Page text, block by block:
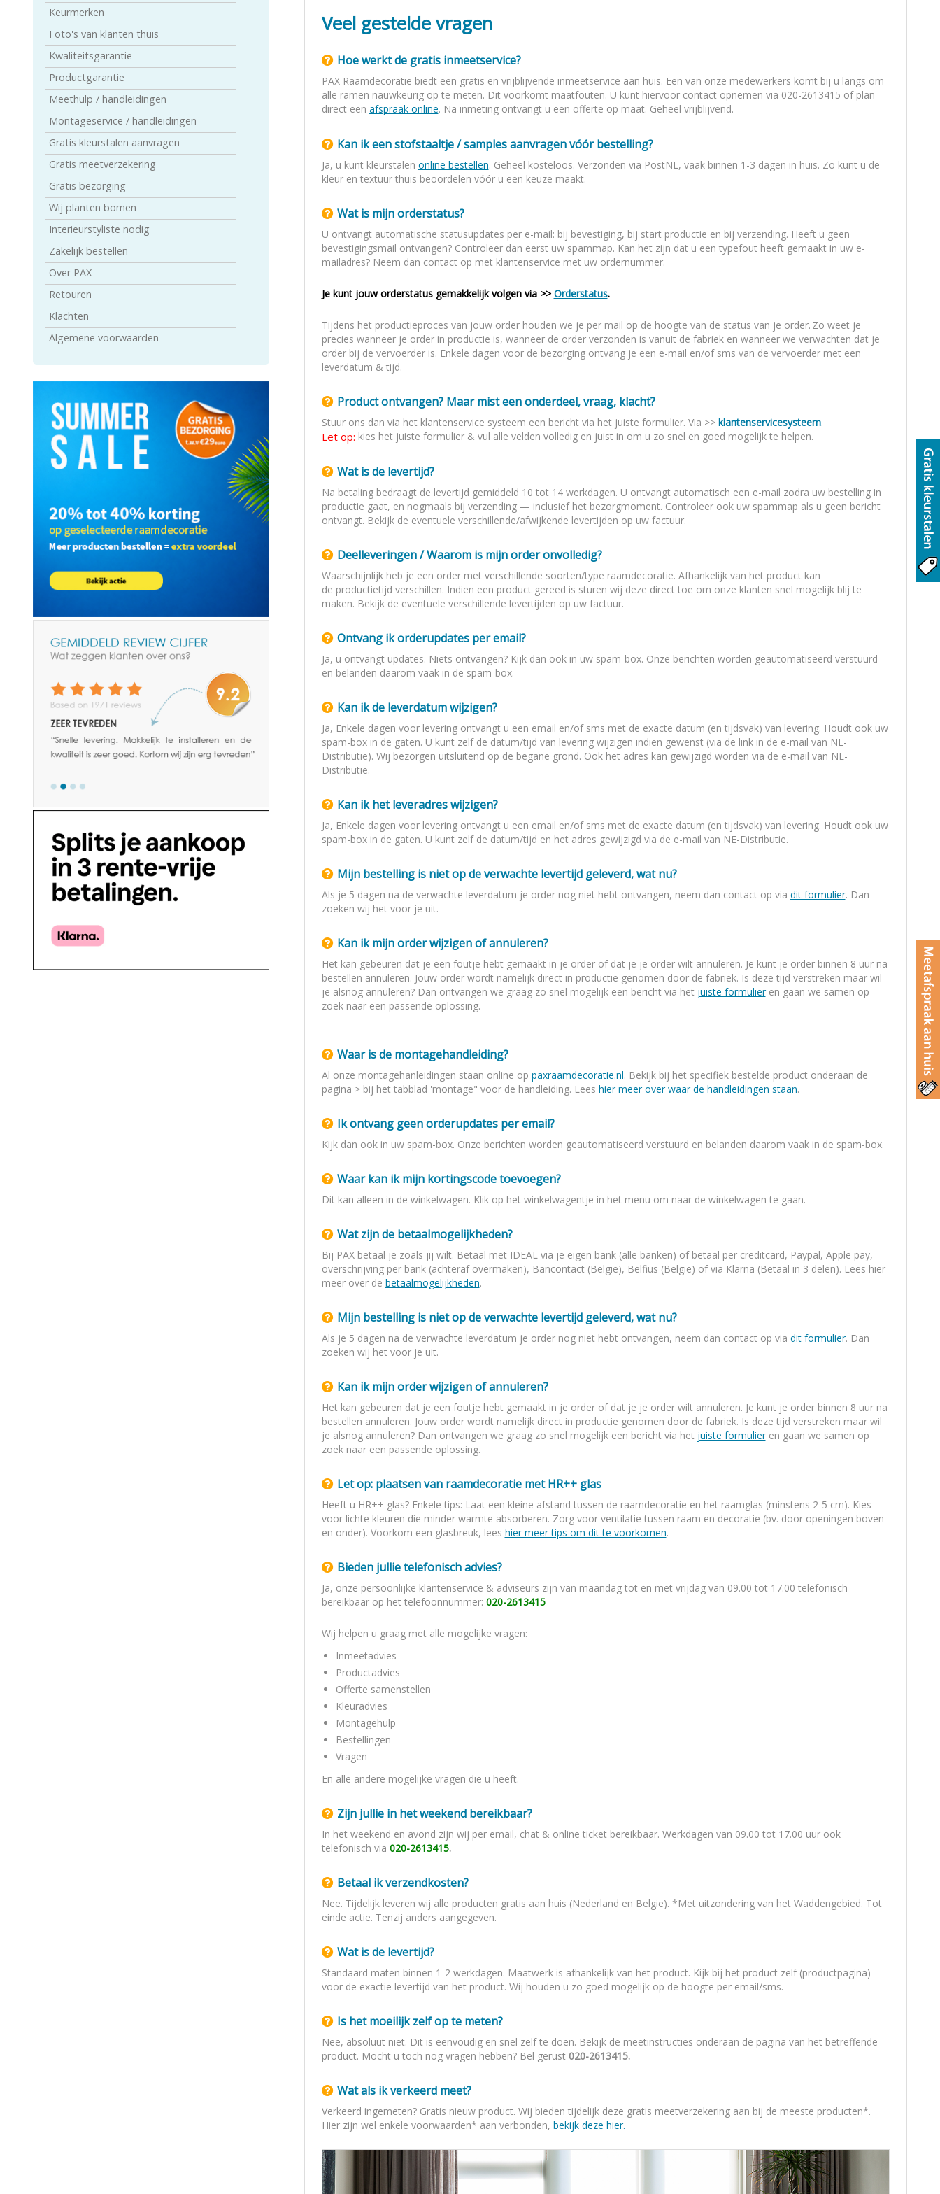
Isolerende gordijnen Wavegordijnen Linnen gordijnen Dim-out gordijnen Gordijnrails
Rolgordijnen smartfit Dakraam rolgordijnen & plisses Elektrische rolgordijnen
Rolgordijn op maat met zijgeleiding u-profielen
Lichtkoepel plissegordijnen
Badkamer Jaloezieen / PVC XL Jaloezieen
Hulp op
Showroom
Veel gestelde vragen
Hoe werkt de gratis inmeetservice?
PAX Raamdecoratie biedt een gratis en vrijblijvende inmeetservice aan huis. Een van onze medewerkers komt bij u langs om
alle ramen nauwkeurig op te meten. Dit voorkomt maatfouten. U kunt hiervoor contact opnemen via 020-2613415 of plan
direct een afspraak online. Na inmeting ontvangt u een offerte op maat. Geheel vrijblijvend.
Kan ik een stofstaaltje / samples aanvragen vóór bestelling?
Ja, u kunt kleurstalen online bestellen. Geheel kosteloos. Verzonden via PostNL, vaak binnen 1-3 dagen in huis. Zo kunt u de
kleur en textuur thuis beoordelen vóór u een keuze maakt.
Wat is mijn orderstatus?
U ontvangt automatische statusupdates per e-mail: bij bevestiging, bij start productie en bij verzending. Heeft u geen
bevestigingsmail ontvangen? Controleer dan eerst uw spammap. Kan het zijn dat u een typefout heeft gemaakt in uw e-
mailadres? Neem dan contact op met klantenservice met uw ordernummer.
Je kunt jouw orderstatus gemakkelijk volgen via >> Orderstatus.
Tijdens het productieproces van jouw order houden we je per mail op de hoogte van de status van je order. Zo weet je
precies wanneer je order in productie is, wanneer de order verzonden is vanuit de fabriek en wanneer we verwachten dat je
order bij de vervoerder is. Enkele dagen voor de bezorging ontvang je een e-mail en/of sms van de vervoerder met een
leverdatum & tijd.
Product ontvangen? Maar mist een onderdeel, vraag, klacht?
Stuur ons dan via het klantenservice systeem een bericht via het juiste formulier. Via >> klantenservicesysteem.
Let op: kies het juiste formulier & vul alle velden volledig en juist in om u zo snel en goed mogelijk te helpen.
Wat is de levertijd?
Na betaling bedraagt de levertijd gemiddeld 10 tot 14 werkdagen. U ontvangt automatisch een e-mail zodra uw bestelling in
productie gaat, en nogmaals bij verzending — inclusief het bezorgmoment. Controleer ook uw spammap als u geen bericht
ontvangt. Bekijk de eventuele verschillende/afwijkende levertijden op uw factuur.
Deelleveringen / Waarom is mijn order onvolledig?
Waarschijnlijk heb je een order met verschillende soorten/type raamdecoratie. Afhankelijk van het product kan
de productietijd verschillen. Indien een product gereed is sturen wij deze direct toe om onze klanten snel mogelijk blij te
maken. Bekijk de eventuele verschillende levertijden op uw factuur.
Ontvang ik orderupdates per email?
Ja, u ontvangt updates. Niets ontvangen? Kijk dan ook in uw spam-box. Onze berichten worden geautomatiseerd verstuurd
en belanden daarom vaak in de spam-box.
Kan ik de leverdatum wijzigen?
Ja, Enkele dagen voor levering ontvangt u een email en/of sms met de exacte datum (en tijdsvak) van levering. Houdt ook uw
spam-box in de gaten. U kunt zelf de datum/tijd van levering wijzigen indien gewenst (via de link in de e-mail van NE-
Distributie). Wij bezorgen uitsluitend op de begane grond. Ook het adres kan gewijzigd worden via de e-mail van NE-
Distributie.
Kan ik het leveradres wijzigen?
Ja, Enkele dagen voor levering ontvangt u een email en/of sms met de exacte datum (en tijdsvak) van levering. Houdt ook uw
spam-box in de gaten. U kunt zelf de datum/tijd en hetadres gewijzigd via de e-mail van NE-Distributie.
Mijn bestelling is niet op de verwachte levertijd geleverd, wat nu?
Als je 5 dagen na de verwachte leverdatum je order nog niet hebt ontvangen, neem dan contact op via dit formulier. Dan
zoeken wij het voor je uit.
Kan ik mijn order wijzigen of annuleren?
Het kan gebeuren dat je een foutje hebt gemaakt in je order of dat je je order wilt annuleren. Je kunt je order binnen 8 uur na
bestellen annuleren. Jouw order wordt namelijk direct in productie genomen door de fabriek. Is deze tijd verstreken maar wil
je alsnog annuleren? Dan ontvangen we graag zo snel mogelijk een bericht via het juiste formulieren gaan we samen op
zoek naar een passende oplossing.
Waar is de montagehandleiding?
Al onze montagehanleidingen staan online op paxraamdecoratie.nl. Bekijk bij het specifiek bestelde product onderaan de
pagina > bij het tabblad 'montage" voor de handleiding. Lees hier meer over waar de handleidingen staan.
Ik ontvang geen orderupdates per email?
Kijk dan ook in uw spam-box. Onze berichten worden geautomatiseerd verstuurd en belanden daarom vaak in de spam-box.
Waar kan ik mijn kortingscode toevoegen?
Dit kan alleen in de winkelwagen. Klik op het winkelwagentje in het menu om naar de winkelwagen te gaan.
Wat zijn de betaalmogelijkheden?
Bij PAX betaal je zoals jij wilt. Betaal met IDEAL via je eigen bank (alle banken) of betaal per creditcard, Paypal, Apple pay,
overschrijving per bank (achteraf overmaken), Bancontact (Belgie), Belfius (Belgie) of via Klarna (Betaal in 3 delen). Lees hier
meer over de betaalmogelijkheden.
Mijn bestelling is niet op de verwachte levertijd geleverd, wat nu?
Als je 5 dagen na de verwachte leverdatum je order nog niet hebt ontvangen, neem dan contact op via dit formulier. Dan
zoeken wij het voor je uit.
Kan ik mijn order wijzigen of annuleren?
Het kan gebeuren dat je een foutje hebt gemaakt in je order of dat je je order wilt annuleren. Je kunt je order binnen 8 uur na
bestellen annuleren. Jouw order wordt namelijk direct in productie genomen door de fabriek. Is deze tijd verstreken maar wil
je alsnog annuleren? Dan ontvangen we graag zo snel mogelijk een bericht via het juiste formulieren gaan we samen op
zoek naar een passende oplossing.
Let op: plaatsen van raamdecoratie met HR++ glas
Heeft u HR++ glas? Enkele tips: Laat een kleine afstand tussen de raamdecoratie en het raamglas (minstens 2-5 cm). Kies
voor lichte kleuren die minder warmte absorberen. Zorg voor ventilatie tussen raam en decoratie (bv. door openingen boven
en onder). Voorkom een glasbreuk, lees hier meer tips om dit te voorkomen.
Bieden jullie telefonisch advies?
Ja, onze persoonlijke klantenservice & adviseurs zijn van maandag tot en met vrijdag van 09.00 tot 17.00 telefonisch
bereikbaar op het telefoonnummer: 020-2613415
Wij helpen u graag met alle mogelijke vragen:
Inmeetadvies
Productadvies
Offerte samenstellen
Kleuradvies
Montagehulp
Bestellingen
Vragen
En alle andere mogelijke vragen die u heeft.
Zijn jullie in het weekend bereikbaar?
In het weekend en avond zijn wij per email, chat & online ticket bereikbaar. Werkdagen van 09.00 tot 17.00 uur ook
telefonisch via 020-2613415.
Betaal ik verzendkosten?
Nee. Tijdelijk leveren wij alle producten gratis aan huis (Nederland en Belgie). *Met uitzondering van het Waddengebied. Tot
einde actie. Tenzij anders aangegeven.
Wat is de levertijd?
Standaard maten binnen 1-2 werkdagen. Maatwerk is afhankelijk van het product. Kijk bij het product zelf (productpagina)
voor de exactie levertijd van het product. Wij houden u zo goed mogelijk op de hoogte per email/sms.
Is het moeilijk zelf op te meten?
Nee, absoluut niet. Dit is eenvoudig en snel zelf te doen. Bekijk de meetinstructies onderaan de pagina van het betreffende
product. Mocht u toch nog vragen hebben? Bel gerust 020-2613415.
Wat als ik verkeerd meet?
Verkeerd ingemeten? Gratis nieuw product. Wij bieden tijdelijk deze gratis meetverzekering aan bij de meeste producten*.
Hier zijn wel enkele voorwaarden* aan verbonden, bekijk deze hier.
Keurmerken
Foto's van klanten thuis
Kwaliteitsgarantie
Productgarantie
Meethulp / handleidingen
Montageservice / handleidingen
Gratis kleurstalen aanvragen
Gratis meetverzekering
Gratis bezorging
Wij planten bomen
Interieurstyliste nodig
Zakelijk bestellen
Over PAX
Retouren
Klachten
Algemene voorwaarden